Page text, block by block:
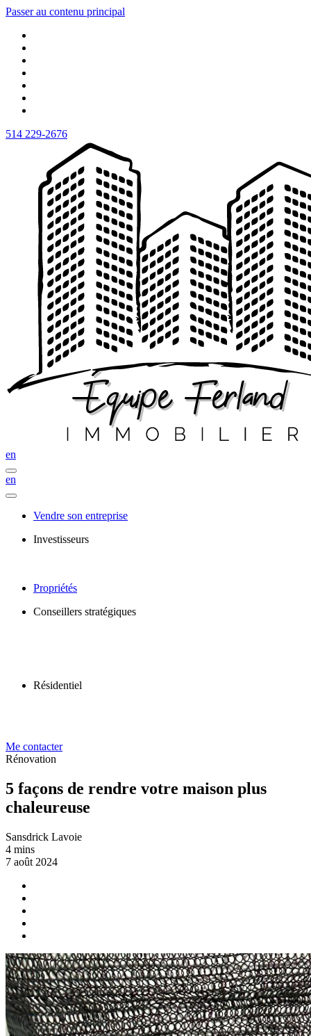
Passer au contenu principal
514 229-2676
en
en
Vendre son entreprise
Investisseurs
Propriétés
Conseillers stratégiques
Résidentiel
Me contacter
Rénovation
5 façons de rendre votre maison plus
chaleureuse
Sansdrick Lavoie
4 mins
7 août 2024